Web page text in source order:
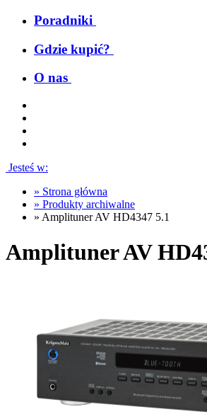
Poradniki
Gdzie kupić?
O nas
Jesteś w:
» Strona główna
» Produkty archiwalne
» Amplituner AV HD4347 5.1
Amplituner AV